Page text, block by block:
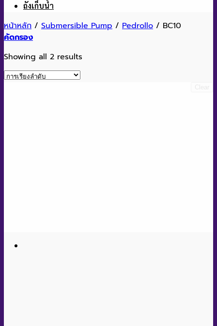
ถังเก็บน้ำ
หน้าหลัก / Submersible Pump / Pedrollo / BC10
คัดกรอง
Showing all 2 results